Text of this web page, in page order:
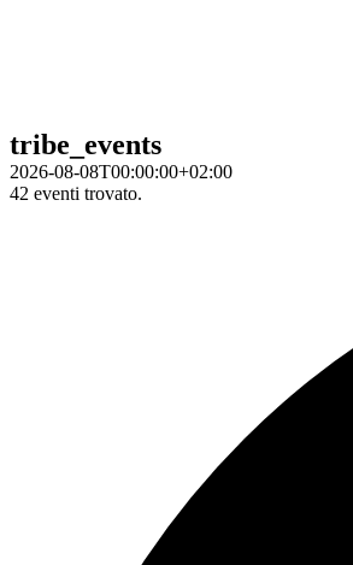
tribe_events
2026-08-08T00:00:00+02:00
42 eventi trovato.